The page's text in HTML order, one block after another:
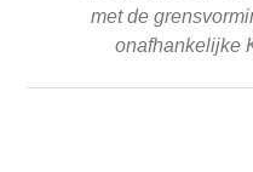
met de
onafhankelijke